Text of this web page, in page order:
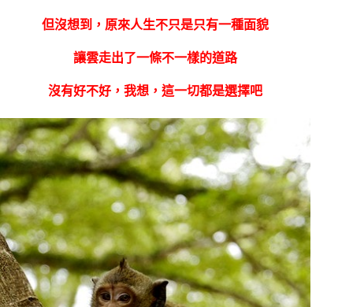
但沒想到，原來人生不只是只有一種面貌
讓雲走出了一條不一樣的道路
沒有好不好，我想，這一切都是選擇吧